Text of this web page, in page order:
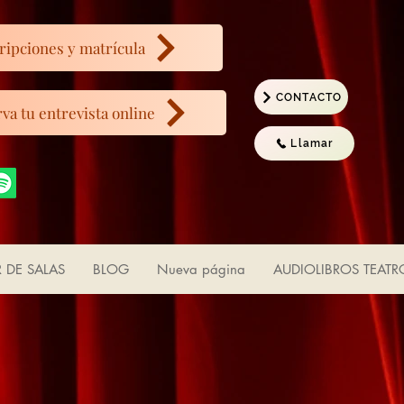
tu entrevista online
Llamar
CONTACTO
y matrícula
DE SALAS BLOG Nueva página AUDIOLIBROS